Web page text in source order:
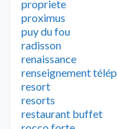
propriete
proximus
puy du fou
radisson
renaissance
renseignement
resort
resorts
restaurant buffet